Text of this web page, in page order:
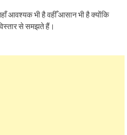
आवश्यक भी है वहीँ आसान भी है क्योंकि
से समझते हैं।